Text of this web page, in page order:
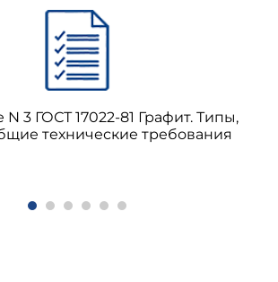
3 ГОСТ 17022-81 Графит. Типы,
технические требования